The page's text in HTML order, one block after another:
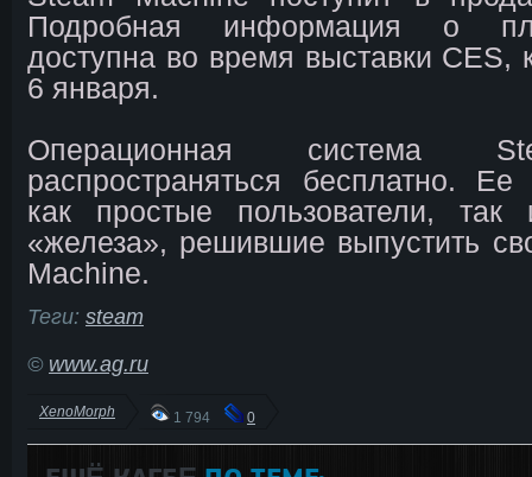
Подробная информация о
доступна во время выставки CES,
6 января.
Операционная система
распространяться бесплатно. Ее
как простые пользователи, так
«железа», решившие выпустить
Machine.
Теги: steam
© www.ag.ru
XenoMorph 1 794 0